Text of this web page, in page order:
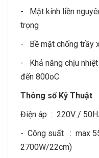
- Mặt kính liền
trọng
- Bề mặt chống trầy
- Khả năng chịu
đến 800oC
Thông số Kỹ Thuật
Điện áp : 220V /
- Công suất : max
2700W/22cm)